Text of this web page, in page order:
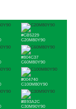
#CB5229
C20M80Y90
#804C37
C60M80Y90
#004740
C100M80Y90
#B93A2C
C30M90Y90